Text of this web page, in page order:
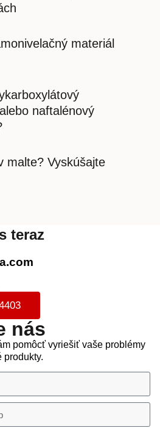
materiál
naftalénový
malte? Vyskúšajte
teraz
nás
pomôcť vyriešiť vaše problémy
produkty.